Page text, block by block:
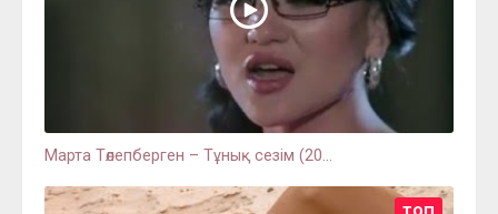
Марта Төлепберген – Тұнық сезім (20...